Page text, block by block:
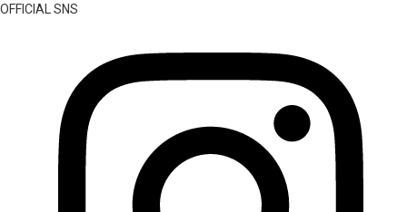
OFFICIAL SNS